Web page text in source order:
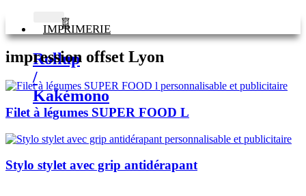
IMPRIMERIE
Rollup
/
Kakémono
impression offset Lyon
Filet à légumes SUPER FOOD L
Stylo stylet avec grip antidérapant